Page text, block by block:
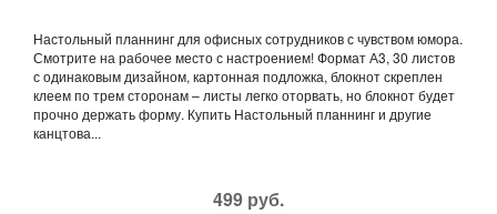
Настольный планнинг для офисных сотрудников с чувством юмора.
Смотрите на рабочее место с настроением! Формат А3, 30 листов
с одинаковым дизайном, картонная подложка, блокнот скреплен
клеем по трем сторонам – листы легко оторвать, но блокнот будет
прочно держать форму. Купить Настольный планнинг и другие
канцтова...
499 руб.